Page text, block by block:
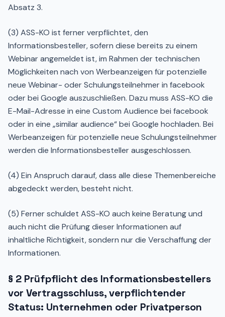
Absatz 3.
(3) ASS-KO ist ferner verpflichtet, den
Informationsbesteller, sofern diese bereits zu einem
Webinar angemeldet ist, im Rahmen der technischen
Möglichkeiten nach von Werbeanzeigen für potenzielle
neue Webinar- oder Schulungsteilnehmer in facebook
oder bei Google auszuschließen. Dazu muss ASS-KO die
E-Mail-Adresse in eine Custom Audience bei facebook
oder in eine „similar audience“ bei Google hochladen. Bei
Werbeanzeigen für potenzielle neue Schulungsteilnehmer
werden die Informationsbesteller ausgeschlossen.
(4) Ein Anspruch darauf, dass alle diese Themenbereiche
abgedeckt werden, besteht nicht.
(5) Ferner schuldet ASS-KO auch keine Beratung und
auch nicht die Prüfung dieser Informationen auf
inhaltliche Richtigkeit, sondern nur die Verschaffung der
Informationen.
§ 2 Prüfpflicht des Informationsbestellers
vor Vertragsschluss, verpflichtender
Status: Unternehmen oder Privatperson